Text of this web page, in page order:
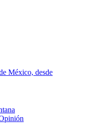
México, desde